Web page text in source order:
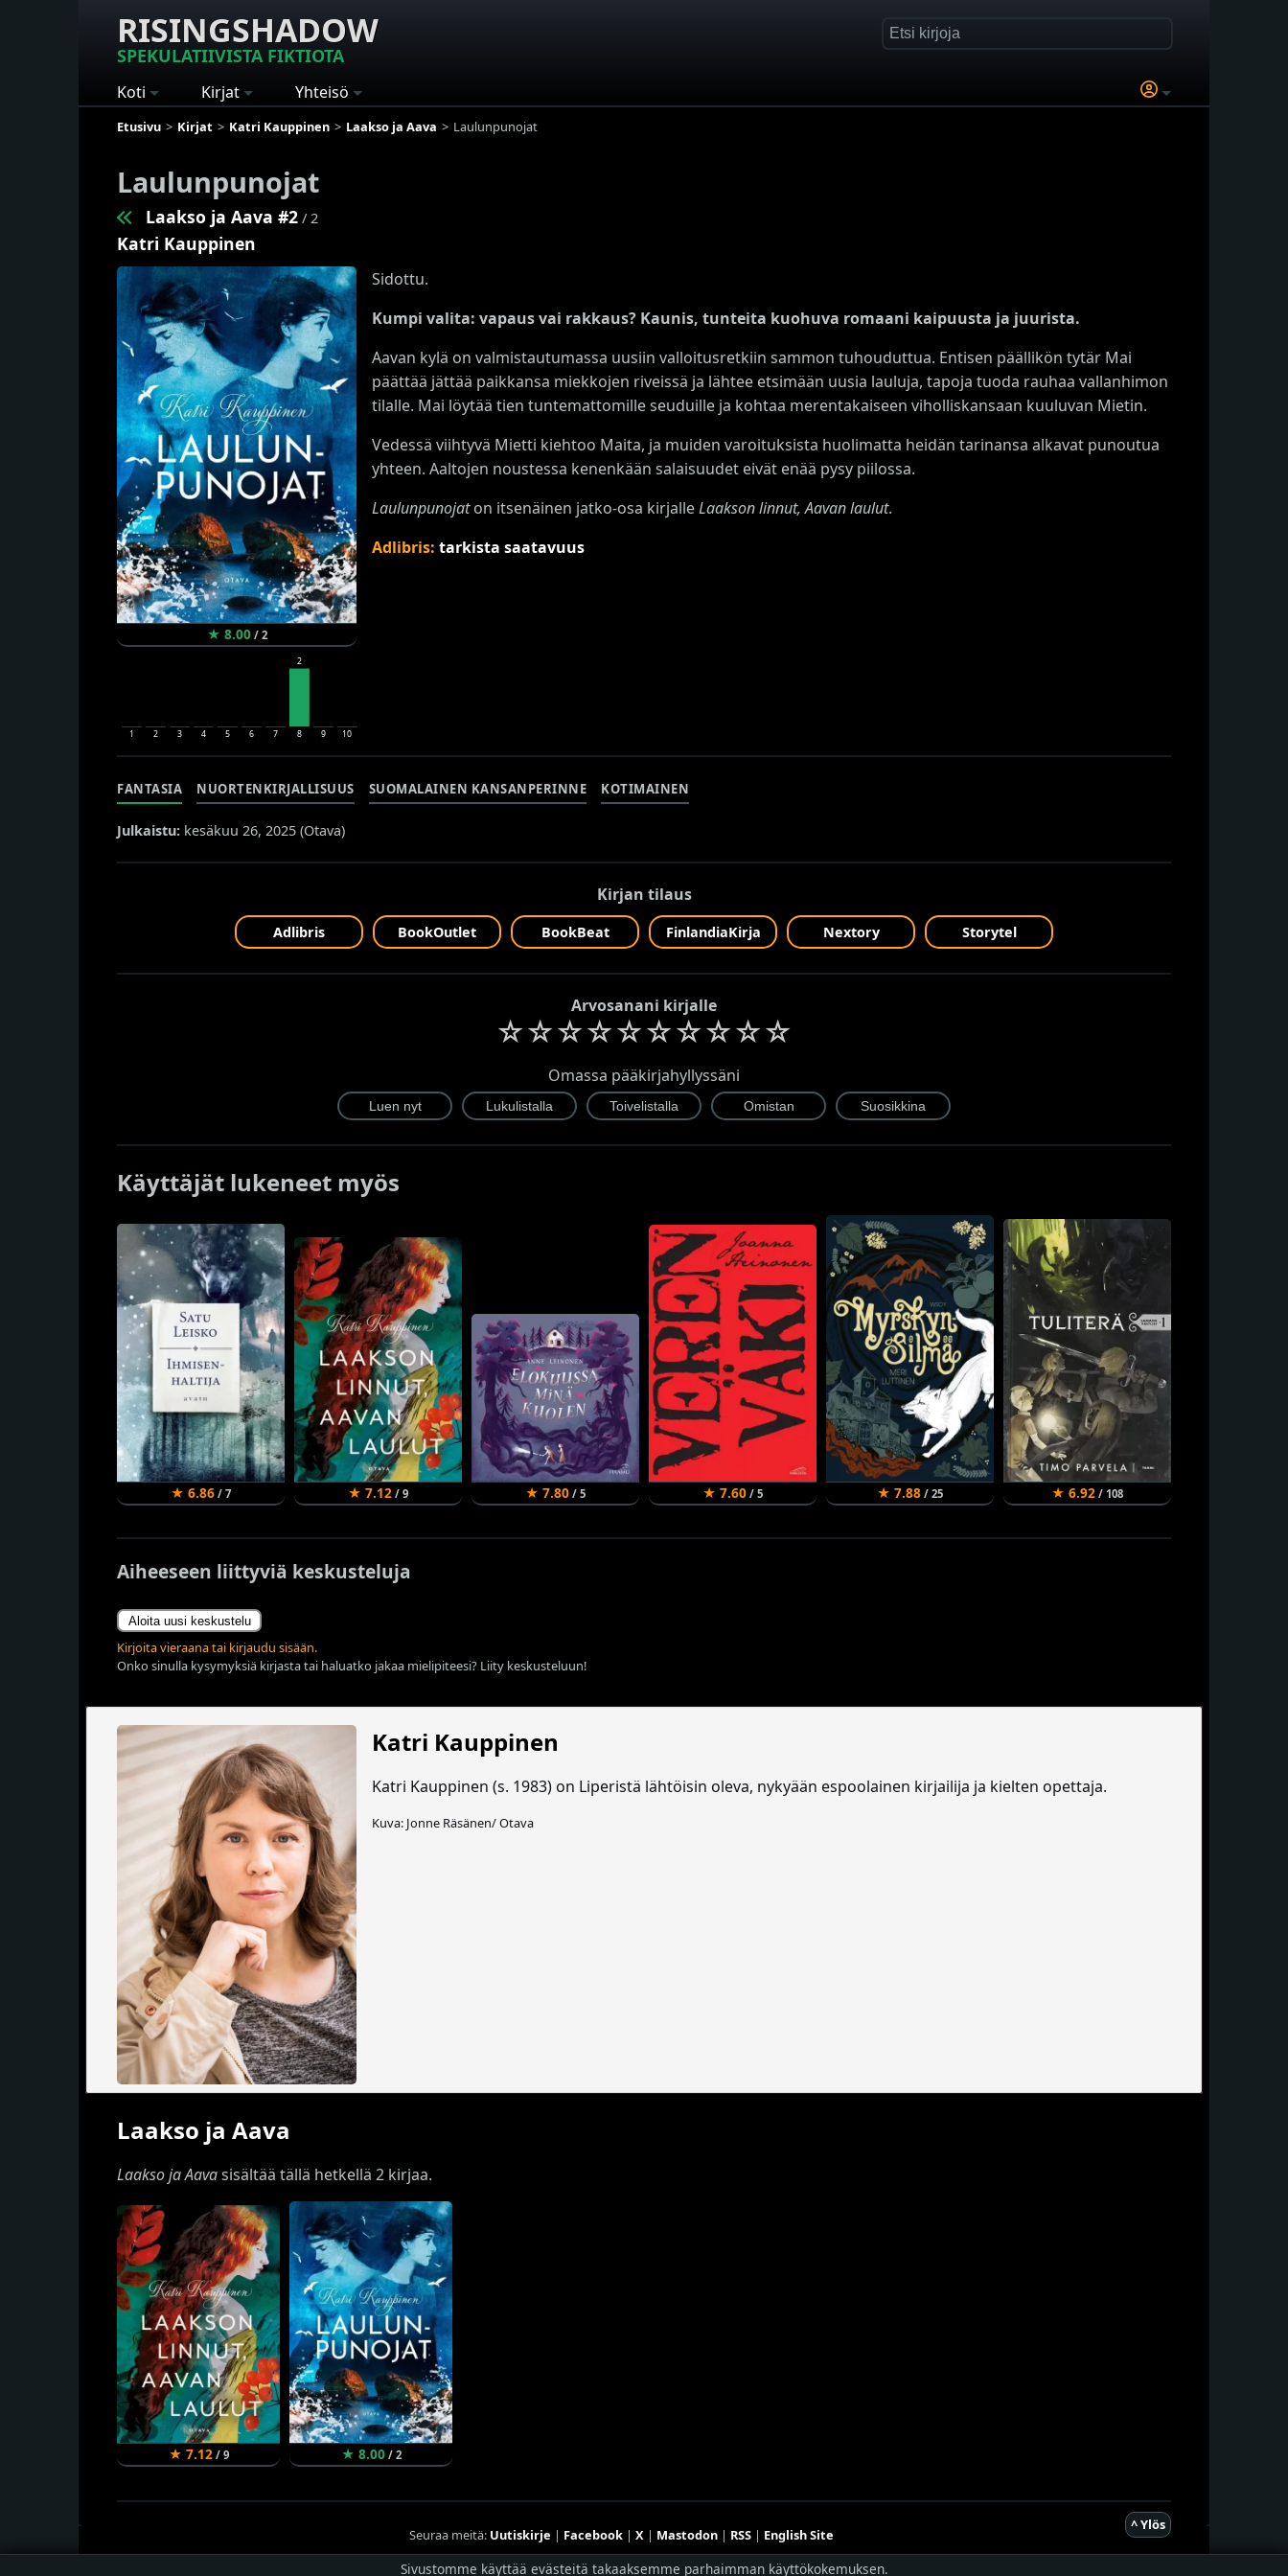
RISINGSHADOW
SPEKULATIIVISTA FIKTIOTA
Koti Kirjat Yhteisö
Etusivu Kirjat Katri Kauppinen Laakso ja Aava Laulunpunojat
Laulunpunojat
Laakso ja Aava #2 / 2
Katri Kauppinen
★ 8.00/ 2
1 2 3 4 5 6 7
2
8 9 10
Sidottu.
Kumpi valita: vapaus vai rakkaus? Kaunis, tunteita kuohuva romaani kaipuusta ja juurista.
Aavan kylä on valmistautumassa uusiin valloitusretkiin sammon tuhouduttua. Entisen päällikön tytär Mai
päättää jättää paikkansa miekkojen riveissä ja lähtee etsimään uusia lauluja, tapoja tuoda rauhaa vallanhimon
tilalle. Mai löytää tien tuntemattomille seuduille ja kohtaa merentakaiseen viholliskansaan kuuluvan Mietin.
Vedessä viihtyvä Mietti kiehtoo Maita, ja muiden varoituksista huolimatta heidän tarinansa alkavat punoutua
yhteen. Aaltojen noustessa kenenkään salaisuudet eivät enää pysy piilossa.
Laulunpunojaton itsenäinen jatko-osa kirjalleLaakson linnut, Aavan laulut.
Adlibris: tarkista saatavuus
FANTASIA NUORTENKIRJALLISUUS SUOMALAINEN KANSANPERINNE KOTIMAINEN
Julkaistu: kesäkuu 26, 2025 (Otava)
Kirjan tilaus
Adlibris BookOutlet BookBeat FinlandiaKirja Nextory Storytel
Arvosanani kirjalle
☆☆☆☆☆☆☆☆☆☆
Omassa pääkirjahyllyssäni
Käyttäjät lukeneet myös
★ 6.86 / 7 ★ 7.12 / 9 ★ 7.80 / 5 ★ 7.60 / 5 ★ 7.88 / 25 ★ 6.92 / 108
Aiheeseen liittyviä keskusteluja
Aloita uusi keskustelu
Kirjoita vieraana tai kirjaudu sisään.
Onko sinulla kysymyksiä kirjasta tai haluatko jakaa mielipiteesi? Liity keskusteluun!
Katri Kauppinen
Katri Kauppinen (s. 1983) on Liperistä lähtöisin oleva, nykyään espoolainen kirjailija ja kielten opettaja.
Kuva: Jonne Räsänen/ Otava
Laakso ja Aava
Laakso ja Aavasisältää tällä hetkellä 2 kirjaa.
★ 7.12/ 9 ★ 8.00/ 2
^ Ylös
Seuraa meitä: Uutiskirje | Facebook| X| Mastodon| RSS| English Site
Hostingpalvelun tarjoaaPlaneetta Internet Oy
Sivustomme käyttää evästeitä takaaksemme parhaimman käyttökokemuksen.